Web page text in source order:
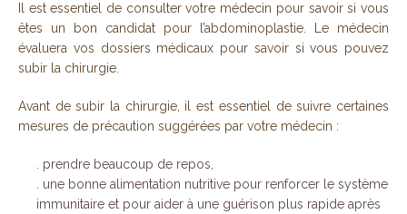
Il est essentiel de consulter votre médecin pour savoir si vous
êtes un bon candidat pour l’abdominoplastie. Le médecin
évaluera vos dossiers médicaux pour savoir si vous pouvez
subir la chirurgie.
Avant de subir la chirurgie, il est essentiel de suivre certaines
mesures de précaution suggérées par votre médecin :
. prendre beaucoup de repos,
. une bonne alimentation nutritive pour renforcer le système
immunitaire et pour aider à une guérison plus rapide après